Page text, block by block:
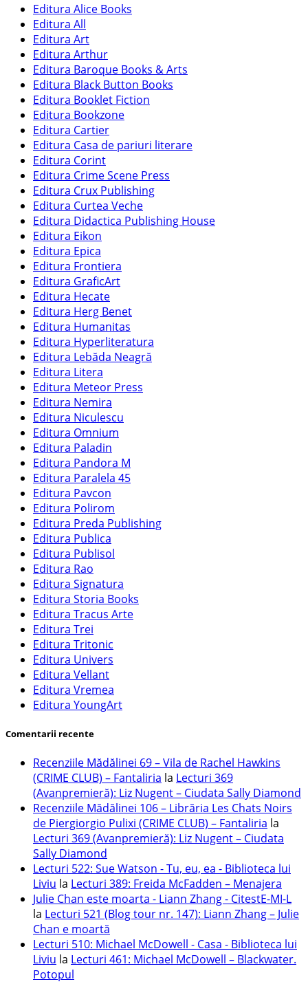
Editura Alice Books
Editura All
Editura Art
Editura Arthur
Editura Baroque Books & Arts
Editura Black Button Books
Editura Booklet Fiction
Editura Bookzone
Editura Cartier
Editura Casa de pariuri literare
Editura Corint
Editura Crime Scene Press
Editura Crux Publishing
Editura Curtea Veche
Editura Didactica Publishing House
Editura Eikon
Editura Epica
Editura Frontiera
Editura GraficArt
Editura Hecate
Editura Herg Benet
Editura Humanitas
Editura Hyperliteratura
Editura Lebăda Neagră
Editura Litera
Editura Meteor Press
Editura Nemira
Editura Niculescu
Editura Omnium
Editura Paladin
Editura Pandora M
Editura Paralela 45
Editura Pavcon
Editura Polirom
Editura Preda Publishing
Editura Publica
Editura Publisol
Editura Rao
Editura Signatura
Editura Storia Books
Editura Tracus Arte
Editura Trei
Editura Tritonic
Editura Univers
Editura Vellant
Editura Vremea
Editura YoungArt
Comentarii recente
Recenziile Mădălinei 69 – Vila de Rachel Hawkins
(CRIME CLUB) – Fantaliria la Lecturi 369
(Avanpremieră): Liz Nugent – Ciudata Sally Diamond
Recenziile Mădălinei 106 – Librăria Les Chats Noirs
de Piergiorgio Pulixi (CRIME CLUB) – Fantaliria la
Lecturi 369 (Avanpremieră): Liz Nugent – Ciudata
Sally Diamond
Lecturi 522: Sue Watson - Tu, eu, ea - Biblioteca lui
Liviu la Lecturi 389: Freida McFadden – Menajera
Julie Chan este moarta - Liann Zhang - CitestE-MI-L
la Lecturi 521 (Blog tour nr. 147): Liann Zhang – Julie
Chan e moartă
Lecturi 510: Michael McDowell - Casa - Biblioteca lui
Liviu la Lecturi 461: Michael McDowell – Blackwater.
Potopul